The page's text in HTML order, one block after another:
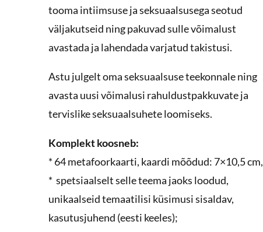
tooma intiimsuse ja seksuaalsusega seotud
väljakutseid ning pakuvad sulle võimalust
avastada ja lahendada varjatud takistusi.
Astu julgelt oma seksuaalsuse teekonnale ning
avasta uusi võimalusi rahuldustpakkuvate ja
tervislike seksuaalsuhete loomiseks.
Komplekt koosneb:
* 64 metafoorkaarti, kaardi mõõdud: 7×10,5 cm,
* spetsiaalselt selle teema jaoks loodud,
unikaalseid temaatilisi küsimusi sisaldav,
kasutusjuhend (eesti keeles);